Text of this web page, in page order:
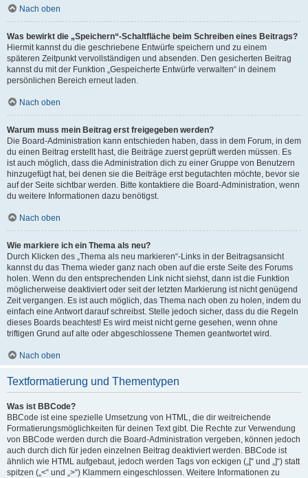
Nach oben
Was bewirkt die „Speichern“-Schaltfläche beim Schreiben eines Beitrags?
Hiermit kannst du die geschriebene Entwürfe speichern und zu einem
späteren Zeitpunkt vervollständigen und absenden. Den gesicherten Beitrag
kannst du mit der Funktion „Gespeicherte Entwürfe verwalten“ in deinem
persönlichen Bereich erneut laden.
Nach oben
Warum muss mein Beitrag erst freigegeben werden?
Die Board-Administration kann entschieden haben, dass in dem Forum, in dem
du einen Beitrag erstellt hast, die Beiträge zuerst geprüft werden müssen. Es
ist auch möglich, dass die Administration dich zu einer Gruppe von Benutzern
hinzugefügt hat, bei denen sie die Beiträge erst begutachten möchte, bevor sie
auf der Seite sichtbar werden. Bitte kontaktiere die Board-Administration, wenn
du weitere Informationen dazu benötigst.
Nach oben
Wie markiere ich ein Thema als neu?
Durch Klicken des „Thema als neu markieren“-Links in der Beitragsansicht
kannst du das Thema wieder ganz nach oben auf die erste Seite des Forums
holen. Wenn du den entsprechenden Link nicht siehst, dann ist die Funktion
möglicherweise deaktiviert oder seit der letzten Markierung ist nicht genügend
Zeit vergangen. Es ist auch möglich, das Thema nach oben zu holen, indem du
einfach eine Antwort darauf schreibst. Stelle jedoch sicher, dass du die Regeln
dieses Boards beachtest! Es wird meist nicht gerne gesehen, wenn ohne
triftigen Grund auf alte oder abgeschlossene Themen geantwortet wird.
Nach oben
Textformatierung und Thementypen
Was ist BBCode?
BBCode ist eine spezielle Umsetzung von HTML, die dir weitreichende
Formatierungsmöglichkeiten für deinen Text gibt. Die Rechte zur Verwendung
von BBCode werden durch die Board-Administration vergeben, können jedoch
auch durch dich für jeden einzelnen Beitrag deaktiviert werden. BBCode ist
ähnlich wie HTML aufgebaut, jedoch werden Tags von eckigen („[“ und „]“) statt
spitzen („<“ und „>“) Klammern eingeschlossen. Weitere Informationen zu